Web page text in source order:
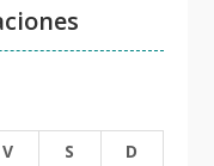
V S
D